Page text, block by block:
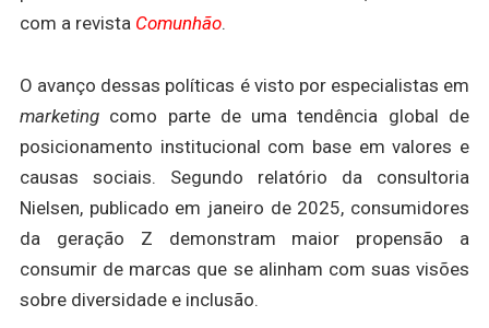
com a revista Comunhão.
O avanço dessas políticas é visto por especialistas em
marketingcomo parte de uma tendência global de
posicionamento institucional com base em valores e
causas sociais. Segundo relatório da consultoria
Nielsen, publicado em janeiro de 2025, consumidores
da geração Z demonstram maior propensão a
consumir de marcas que se alinham com suas visões
sobre diversidade e inclusão.